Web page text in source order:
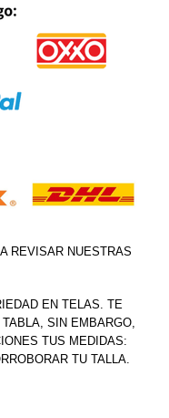
REVISAR NUESTRAS
EN TELAS. TE
SIN EMBARGO,
TUS MEDIDAS:
TU TALLA.